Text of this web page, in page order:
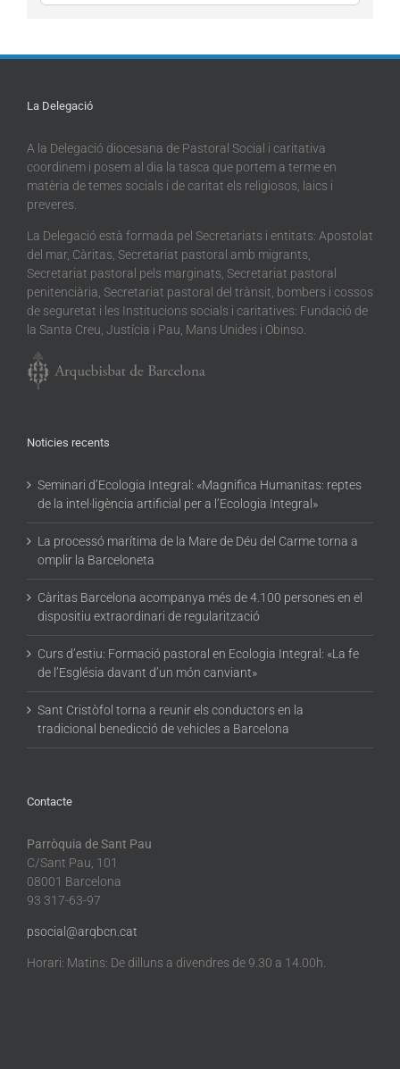
La Delegació
A la Delegació diocesana de Pastoral Social i caritativa
coordinem i posem al dia la tasca que portem a terme en
matèria de temes socials i de caritat els religiosos, laics i
preveres.
La Delegació està formada pel Secretariats i entitats: Apostolat
del mar, Càritas, Secretariat pastoral amb migrants,
Secretariat pastoral pels marginats, Secretariat pastoral
penitenciària, Secretariat pastoral del trànsit, bombers i cossos
de seguretat i les Institucions socials i caritatives: Fundació de
la Santa Creu, Justícia i Pau, Mans Unides i Obinso.
Noticies recents
Seminari d’Ecologia Integral: «Magnifica Humanitas: reptes
de la intel·ligència artificial per a l’Ecologia Integral»
La processó marítima de la Mare de Déu del Carme torna a
omplir la Barceloneta
Càritas Barcelona acompanya més de 4.100 persones en el
dispositiu extraordinari de regularització
Curs d’estiu: Formació pastoral en Ecologia Integral: «La fe
de l’Església davant d’un món canviant»
Sant Cristòfol torna a reunir els conductors en la
tradicional benedicció de vehicles a Barcelona
Contacte
Parròquia de Sant Pau
C/Sant Pau, 101
08001 Barcelona
93 317-63-97
psocial@arqbcn.cat
Horari: Matins: De dilluns a divendres de 9.30 a 14.00h.